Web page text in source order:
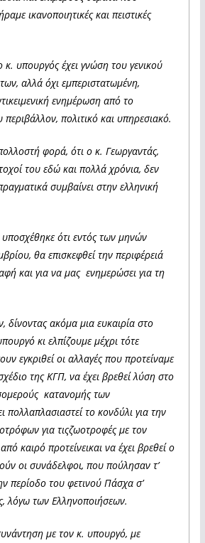
ικανοποιητικές και πειστικές
κ. υπουργός έχει γνώση του γενικού
αλλά όχι εμπεριστατωμένη,
ενημέρωση από το
πολιτικό και υπηρεσιακό.
φορά, ότι ο κ. Γεωργαντάς,
του εδώ και πολλά χρόνια, δεν
συμβαίνει στην ελληνική
ότι εντός των μηνών
θα επισκεφθεί την περιφέρειά
και για να μας ενημερώσει για τη
δίνοντας ακόμα μια ευκαιρία στο
κι ελπίζουμε μέχρι τότε
εγκριθεί οι αλλαγές που προτείναμε
της ΚΓΠ, να έχει βρεθεί λύση στο
κατανομής των
πολλαπλασιαστεί το κονδύλι για την
για τιςζωοτροφές με τον
καιρό προτείνεικαι να έχει βρεθεί ο
οι συνάδελφοι, που πούλησαν τ’
περίοδο του φετινού Πάσχα σ’
λόγω των Ελληνοποιήσεων.
με τον κ. υπουργό, με